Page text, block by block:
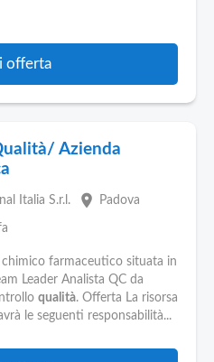
offerta
Azienda
Italia S.r.l. place Padova
farmaceutico situata in
Leader Analista QC da
qualità. Offerta La risorsa
le seguenti responsabilità...